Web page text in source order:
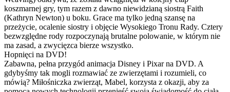
koszmarnej gry, tym razem z dawno niewidzianą siostrą Faith
(Kathryn Newton) u boku. Grace ma tylko jedną szansę na
przeżycie, ocalenie siostry i objęcie Wysokiego Tronu Rady. Cztery
bezwzględne rody rozpoczynają brutalne polowanie, w którym nie
ma zasad, a zwycięzca bierze wszystko.
Hopnięci na DVD!
Zabawna, pełna przygód animacja Disney i Pixar na DVD. A
gdybyśmy tak mogli rozmawiać ze zwierzętami i rozumieli, co
mówią? Miłośniczka zwierząt, Mabel, korzysta z okazji, aby za